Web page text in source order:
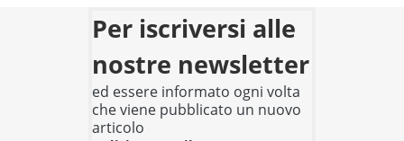
Per iscriversi alle
nostre newsletter
ed essere informato ogni volta
che viene pubblicato un nuovo
articolo